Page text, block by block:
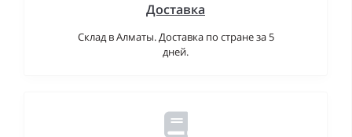
Доставка
Склад в Алматы. Доставка по стране за 5
дней.